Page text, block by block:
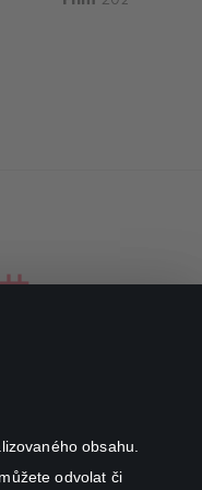
obsahu.
odvolat či